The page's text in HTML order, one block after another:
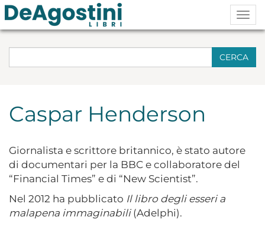
CERCA
Caspar Henderson
Giornalista e scrittore britannico, è stato autore
di documentari per la BBC e collaboratore del
“Financial Times” e di “New Scientist”.
Nel 2012 ha pubblicato Il libro degli esseri a
malapena immaginabili(Adelphi).